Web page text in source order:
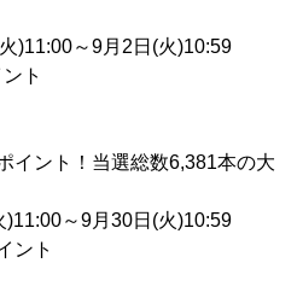
)11:00～9月2日(火)10:59
ト
イント！当選総数6,381本の大
～9月30日(火)10:59
ント